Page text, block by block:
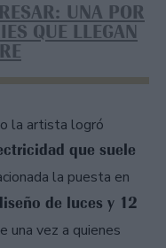
UNA POR
QUE LLEGAN
la artista logró
que suele
la puesta en
de luces y 12
una vez a quienes